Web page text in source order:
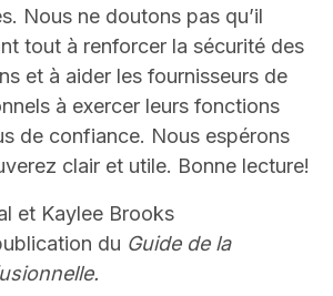
Nous ne doutons pas qu’il
tout à renforcer la sécurité des
et à aider les fournisseurs de
à exercer leurs fonctions
de confiance. Nous espérons
clair et utile. Bonne lecture!
et Kaylee Brooks
du Guide de la